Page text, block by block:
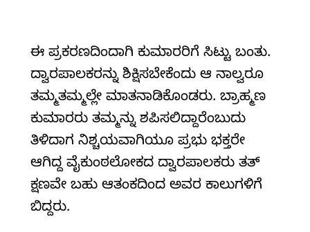
ಈ ಪ್ರಕರಣದಿಂದಾಗಿ ಕುಮಾರರಿಗೆ ಸಿಟ್ಟು ಬಂತು.
ದ್ವಾರಪಾಲಕರನ್ನು ಶಿಕ್ಷಿಸಬೇಕೆಂದು ಆ ನಾಲ್ವರೂ
ತಮ್ಮತಮ್ಮಲ್ಲೇ ಮಾತನಾಡಿಕೊಂಡರು. ಬ್ರಾಹ್ಮಣ
ಕುಮಾರರು ತಮ್ಮನ್ನು ಶಪಿಸಲಿದ್ದಾರೆಂಬುದು
ತಿಳಿದಾಗ ನಿಶ್ಚಯವಾಗಿಯೂ ಪ್ರಭು ಭಕ್ತರೇ
ಆಗಿದ್ದ ವೈಕುಂಠಲೋಕದ ದ್ವಾರಪಾಲಕರು ತತ್‌
ಕ್ಷಣವೇ ಬಹು ಆತಂಕದಿಂದ ಅವರ ಕಾಲುಗಳಿಗೆ
ಬಿದ್ದರು.